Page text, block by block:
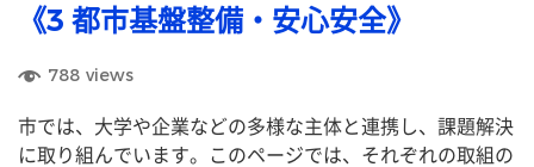
《3 都市基盤整備・安心安全》
788 views
市では、大学や企業などの多様な主体と連携し、課題解決
に取り組んでいます。このページでは、それぞれの取組の